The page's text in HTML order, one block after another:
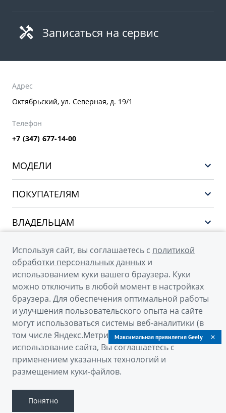
Записаться на сервис
Адрес
Октябрьский, ул. Северная, д. 19/1
Телефон
+7 (347) 677-14-00
МОДЕЛИ
CITYRAY
OKAVANGO
MONJARO
Архивные модели
ПОКУПАТЕЛЯМ
Финансы и услуги
ВЛАДЕЛЬЦАМ
Поддержка
О КОМПАНИИ
О бренде GEELY
О дилерском центре
Новости
Наша команда
Правовая информация
Контакты
© 2026
Официальный сайт Geely в России
Политика обработки персональных данных
Правовая информация
Сделано в ПЕРКС
Используя сайт, вы соглашаетесь с политикой
обработки персональных данных и
использованием куки вашего браузера. Куки
можно отключить в любой момент в настройках
браузера. Для обеспечения оптимальной работы
и улучшения пользовательского опыта на сайте
могут использоваться системы веб-аналитики (в
том числе Яндекс.Метрика). Продолжая
использование сайта, Вы соглашаетесь с
применением указанных технологий и
размещением куки-файлов.
Понятно
Максимальная привилегия Geely